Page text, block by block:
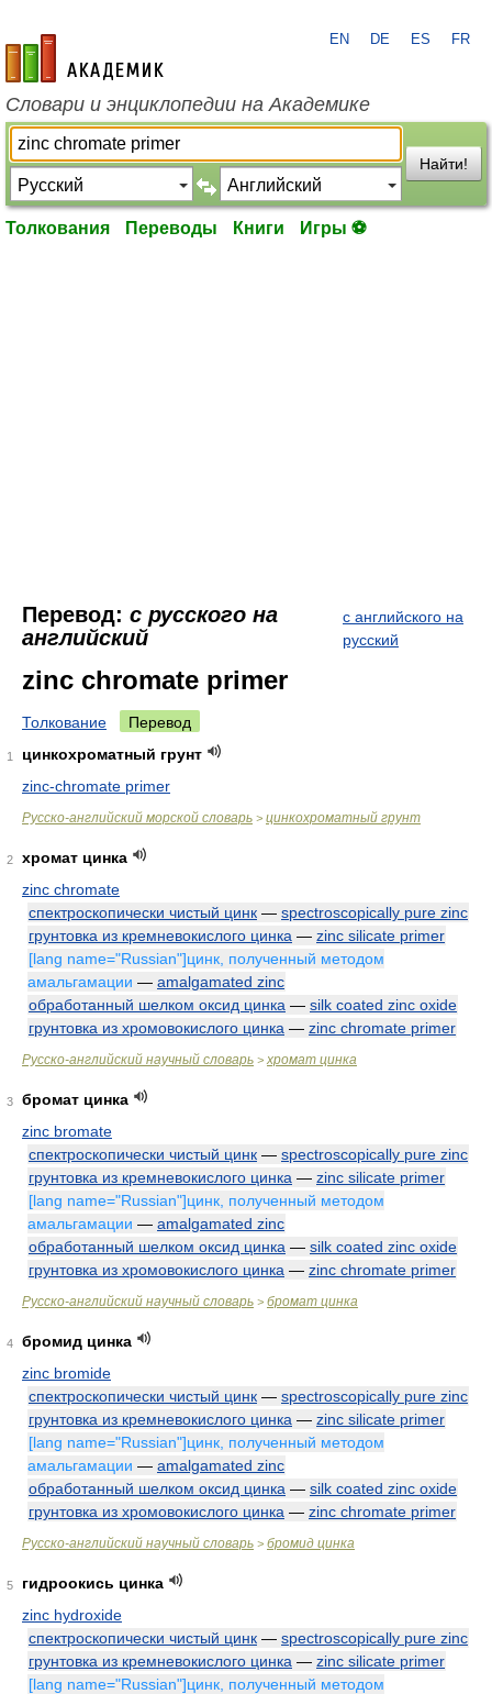
academic.ru
EN DE ES FR
Словари и энциклопедии на Академике
Найти!
Толкования Переводы Книги Игры ⚽
Перевод: с русского на
английский
с английского на
русский
zinc chromate primer
Толкование Перевод
1
цинкохроматный грунт
zinc-chromate primer
Русско-английский морской словарь > цинкохроматный грунт
2
хромат цинка
zinc chromate
спектроскопически чистый цинк — spectroscopically pure zinc
грунтовка из кремневокислого цинка — zinc silicate primer
[lang name="Russian"]цинк, полученный методом
амальгамации — amalgamated zinc
обработанный шелком оксид цинка — silk coated zinc oxide
грунтовка из хромовокислого цинка — zinc chromate primer
Русско-английский научный словарь > хромат цинка
3
бромат цинка
zinc bromate
спектроскопически чистый цинк — spectroscopically pure zinc
грунтовка из кремневокислого цинка — zinc silicate primer
[lang name="Russian"]цинк, полученный методом
амальгамации — amalgamated zinc
обработанный шелком оксид цинка — silk coated zinc oxide
грунтовка из хромовокислого цинка — zinc chromate primer
Русско-английский научный словарь > бромат цинка
4
бромид цинка
zinc bromide
спектроскопически чистый цинк — spectroscopically pure zinc
грунтовка из кремневокислого цинка — zinc silicate primer
[lang name="Russian"]цинк, полученный методом
амальгамации — amalgamated zinc
обработанный шелком оксид цинка — silk coated zinc oxide
грунтовка из хромовокислого цинка — zinc chromate primer
Русско-английский научный словарь > бромид цинка
5
гидроокись цинка
zinc hydroxide
спектроскопически чистый цинк — spectroscopically pure zinc
грунтовка из кремневокислого цинка — zinc silicate primer
[lang name="Russian"]цинк, полученный методом